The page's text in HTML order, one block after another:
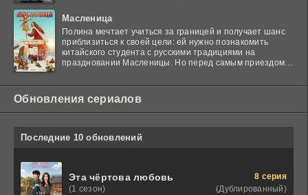
Масленица
Полина мечтает учиться за границей и получает шанс
приблизиться к своей цели: ей нужно познакомить
китайского студента с русскими традициями на
праздновании Масленицы. Но перед самым приездом
Обновления сериалов
Последние 10 обновлений
Эта чёртова любовь
(1 сезон)
8 серия
(Дублированный)